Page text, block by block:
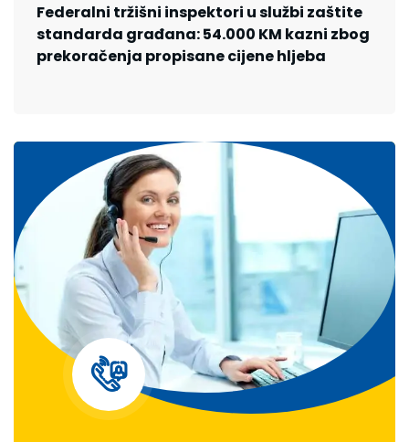
Federalni tržišni inspektori u službi zaštite
standarda građana: 54.000 KM kazni zbog
prekoračenja propisane cijene hljeba